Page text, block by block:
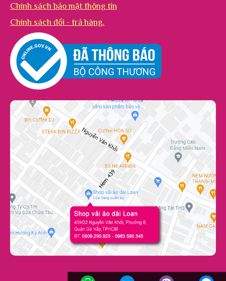
Chính sách bảo mật thông tin
Chính sách đổi - trả hàng.